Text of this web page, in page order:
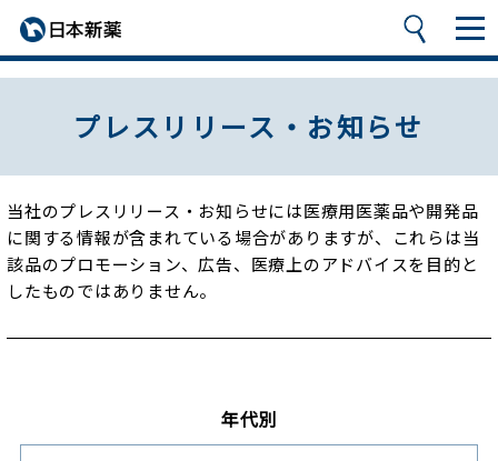
プレスリリース・お知らせ
当社のプレスリリース・お知らせには医療用医薬品や開発品
に関する情報が含まれている場合がありますが、
これらは当
該品のプロモーション、広告、医療上のアドバイスを目的と
したものではありません。
年代別